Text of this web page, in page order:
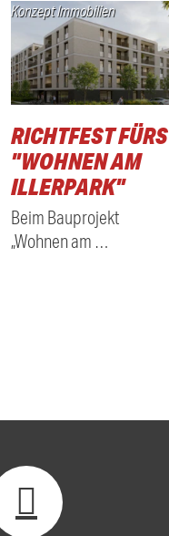
Konzept Immobilien
RICHTFEST FÜRS
"WOHNEN AM
ILLERPARK"
Beim Bauprojekt
„Wohnen am …